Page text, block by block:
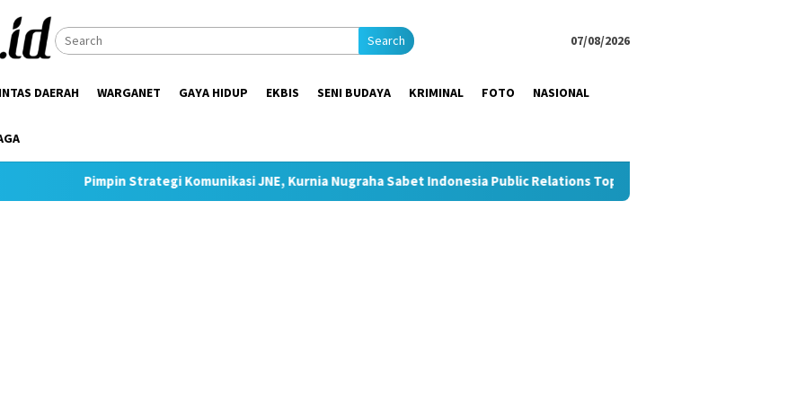
Search 07/08/2026
DAERAH WARGANET GAYA HIDUP EKBIS SENI BUDAYA KRIMINAL FOTO NASIONAL
Strategi Komunikasi JNE, Kurnia Nugraha Sabet Indonesia Public Relations Top Leader 2026